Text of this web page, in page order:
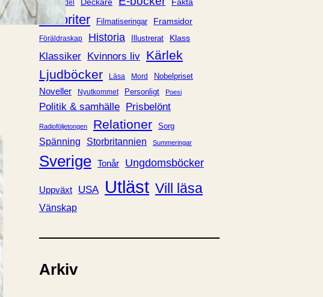
e
r
Bokhandel
Favoriter Filmatiseringar Framsidor
Föräldraskap Historia Illustrerat Klass
Klassiker Kvinnors liv Kärlek
Ljudböcker
Läsa Mord Nobelpriset
Noveller Nyutkommet Personligt Poesi
Politik & samhälle Prisbelönt
Radioföljetongen Relationer Sorg
Spänning Storbritannien Summeringar
Sverige Tonår Ungdomsböcker
Uppväxt USA Utläst Vill läsa
Vänskap
Arkiv